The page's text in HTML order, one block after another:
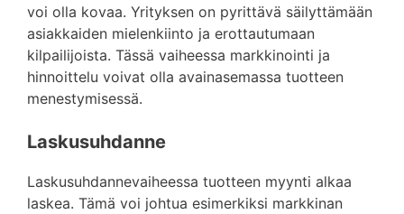
voi olla kovaa. Yrityksen on pyrittävä säilyttämään
asiakkaiden mielenkiinto ja erottautumaan
kilpailijoista. Tässä vaiheessa markkinointi ja
hinnoittelu voivat olla avainasemassa tuotteen
menestymisessä.
Laskusuhdanne
Laskusuhdannevaiheessa tuotteen myynti alkaa
laskea. Tämä voi johtua esimerkiksi markkinan